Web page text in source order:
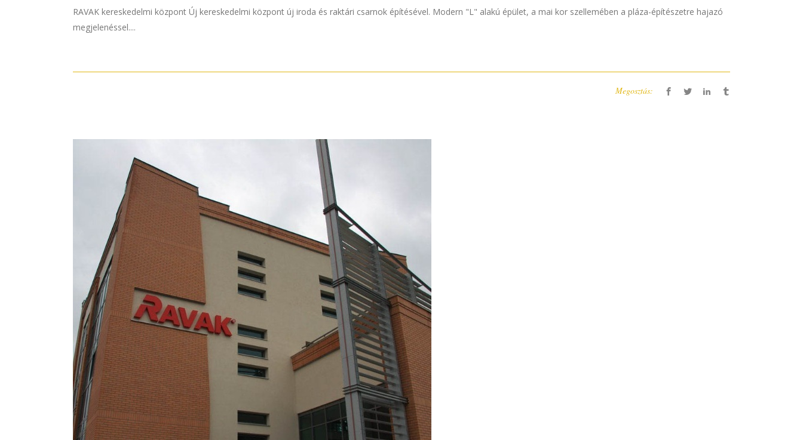
RAVAK kereskedelmi központ Új kereskedelmi központ új iroda és raktári csarnok építésével. Modern "L" alakú épület, a mai kor szellemében a pláza-építészetre hajazó
megjelenéssel....
Megosztás: